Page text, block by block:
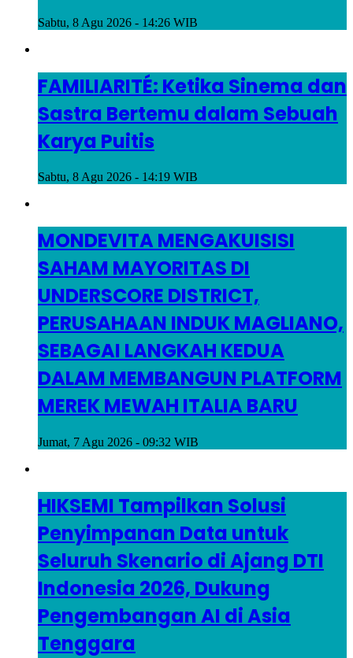
Sabtu, 8 Agu 2026 - 14:26 WIB
FAMILIARITÉ: Ketika Sinema dan
Sastra Bertemu dalam Sebuah
Karya Puitis
Sabtu, 8 Agu 2026 - 14:19 WIB
MONDEVITA MENGAKUISISI
SAHAM MAYORITAS DI
UNDERSCORE DISTRICT,
PERUSAHAAN INDUK MAGLIANO,
SEBAGAI LANGKAH KEDUA
DALAM MEMBANGUN PLATFORM
MEREK MEWAH ITALIA BARU
Jumat, 7 Agu 2026 - 09:32 WIB
HIKSEMI Tampilkan Solusi
Penyimpanan Data untuk
Seluruh Skenario di Ajang DTI
Indonesia 2026, Dukung
Pengembangan AI di Asia
Tenggara